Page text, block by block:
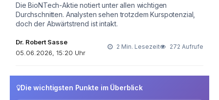
Die BioNTech-Aktie notiert unter allen wichtigen
Durchschnitten. Analysten sehen trotzdem Kurspotenzial,
doch der Abwärtstrend ist intakt.
Dr. Robert Sasse
05.06.2026, 15:20 Uhr
2 Min. Lesezeit 272 Aufrufe
Die wichtigsten Punkte im Überblick